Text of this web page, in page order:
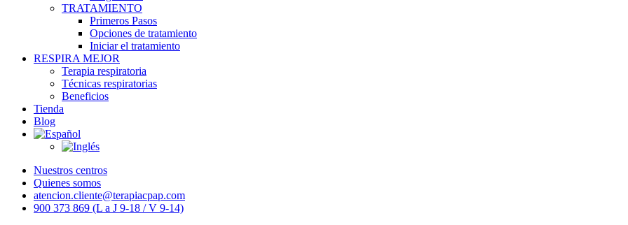
TRATAMIENTO
Primeros Pasos
Opciones de tratamiento
Iniciar el tratamiento
RESPIRA MEJOR
Terapia respiratoria
Técnicas respiratorias
Beneficios
Tienda
Blog
Nuestros centros
Quienes somos
atencion.cliente@terapiacpap.com
900 373 869 (L a J 9-18 / V 9-14)